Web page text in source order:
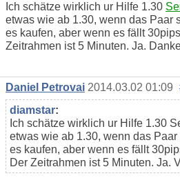
Ich schätze wirklich ur Hilfe 1.30
etwas wie ab 1.30, wenn das Paar
es kaufen, aber wenn es fällt
Zeitrahmen ist 5 Minuten. Ja.
Daniel Petrovai 2014.03.02 01:09
diamstar:
Ich schätze wirklich ur Hilfe 1.30
etwas wie ab 1.30, wenn das
es kaufen, aber wenn es fällt
Der Zeitrahmen ist 5 Minuten. Ja.